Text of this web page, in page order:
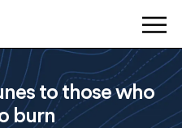
to those who
burn